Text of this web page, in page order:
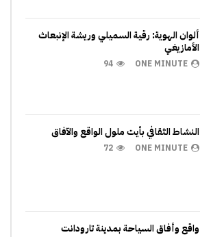
ألوان الهوية: رقية السميلي وريشة الإنبعاث
الأمازيغي
ONE MINUTE
94
النشاط الثقافي بأيت ملول الواقع والآفاق
ONE MINUTE
72
واقع وأفاق السياحة بمدينة تارودانت